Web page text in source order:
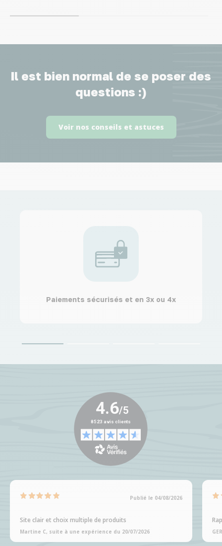
Il est bien normal de se poser des
questions :)
Voir nos conseils et astuces
Paiements sécurisés et en 3x ou 4x
Publié le 04/08/2026
Site clair et choix multiple de produits
Martine C, suite à une expérience du 20/07/2026